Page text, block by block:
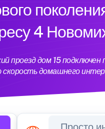
4
проезд дом 15
скорость домашнего